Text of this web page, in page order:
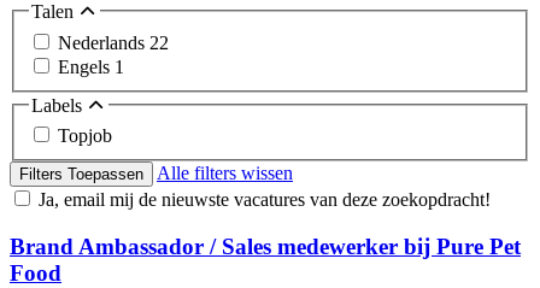
Talen
Nederlands 22
Engels 1
Labels
Topjob
Filters Toepassen
Alle filters wissen
Ja, email mij de nieuwste vacatures van deze zoekopdracht!
Brand Ambassador / Sales medewerker bij Pure Pet
Food